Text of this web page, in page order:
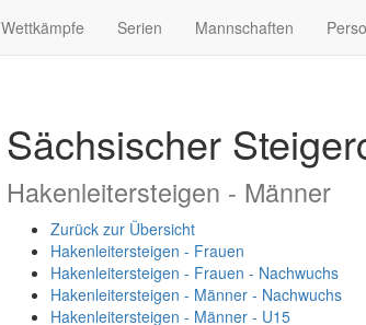
Wettkämpfe Serien Mannschaften
Sächsischer
Hakenleitersteigen - Männer
Zurück zur Übersicht
Hakenleitersteigen - Frauen
Hakenleitersteigen - Frauen - Nachwuchs
Hakenleitersteigen - Männer - Nachwuchs
Hakenleitersteigen - Männer - U15